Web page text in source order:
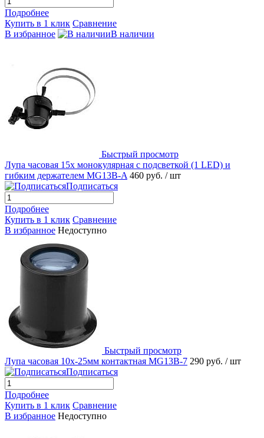
Подробнее
Купить в 1 клик Сравнение
В избранное
В наличии
Быстрый просмотр
Лупа часовая 15x монокулярная с подсветкой (1 LED) и
гибким держателем MG13B-A 460 руб. / шт
Подписаться
Подробнее
Купить в 1 клик Сравнение
В избранное Недоступно
Быстрый просмотр
Лупа часовая 10х-25мм контактная MG13B-7 290 руб. / шт
Подписаться
Подробнее
Купить в 1 клик Сравнение
В избранное Недоступно